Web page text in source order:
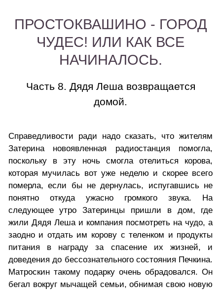
ПРОСТОКВАШИНО - ГОРОД
ЧУДЕС! ИЛИ КАК ВСЕ
НАЧИНАЛОСЬ.
Часть 8. Дядя Леша возвращается
домой.
Справедливости ради надо сказать, что жителям
Затерина новоявленная радиостанция помогла,
поскольку в эту ночь смогла отелиться корова,
которая мучилась вот уже неделю и скорее всего
померла, если бы не дернулась, испугавшись не
понятно откуда ужасно громкого звука. На
следующее утро Затеринцы пришли в дом, где
жили Дядя Леша и компания посмотреть на чудо, а
заодно и отдать им корову с теленком и продукты
питания в награду за спасение их жизней, и
доведения до бессознательного состояния Печкина.
Матроскин такому подарку очень обрадовался. Он
бегал вокруг мычащей семьи, обнимая свою новую